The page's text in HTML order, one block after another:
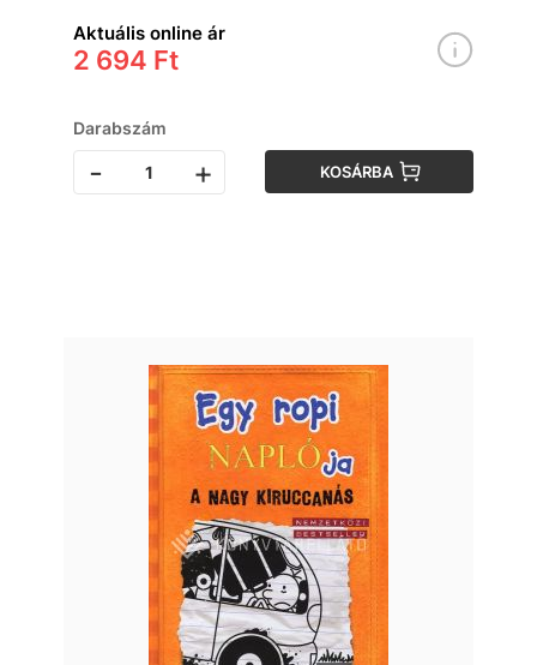
Aktuális online ár
2 694 Ft
Darabszám
- + KOSÁRBA